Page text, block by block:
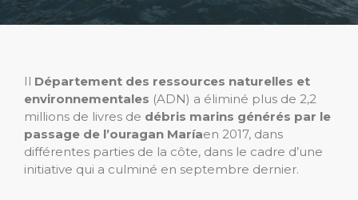
Il Département des ressources naturelles et
environnementales (ADN) a éliminé plus de 2,2
millions de livres de débris marins générés par le
passage de l’ouragan Maríaen 2017, dans
différentes parties de la côte, dans le cadre d’une
initiative qui a culminé en septembre dernier.